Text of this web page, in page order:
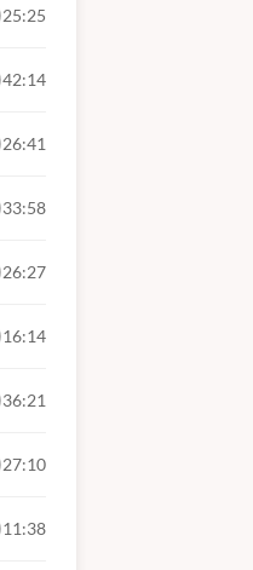
25:25
42:14
26:41
33:58
26:27
16:14
36:21
27:10
11:38